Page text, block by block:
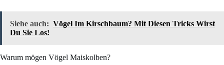
Siehe auch: Vögel Im Kirschbaum? Mit Diesen Tricks Wirst
Du Sie Los!
Warum mögen Vögel Maiskolben?